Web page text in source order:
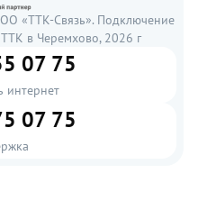
«ТТК-Связь». Подключение
в Черемхово, 2026 г
07 75
интернет
07 75